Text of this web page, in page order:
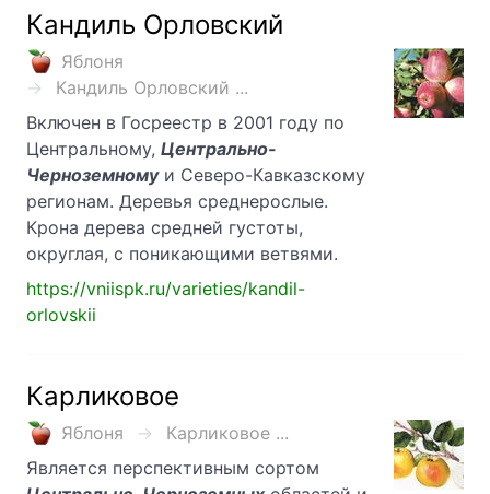
Кандиль Орловский
Яблоня
Кандиль Орловский ...
Включен в Госреестр в 2001 году по
Центральному, Центрально-
Черноземномуи Северо-Кавказскому
регионам. Деревья среднерослые.
Крона дерева средней густоты,
округлая, с поникающими ветвями.
https://vniispk.ru/varieties/kandil-
orlovskii
Карликовое
Яблоня
Карликовое ...
Является перспективным сортом